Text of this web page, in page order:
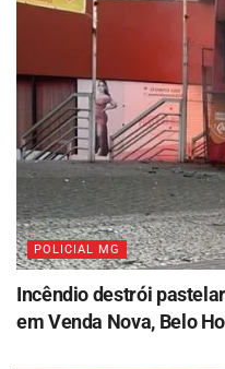
POLICIAL MG
Incêndio destrói
em Venda Nova, Belo